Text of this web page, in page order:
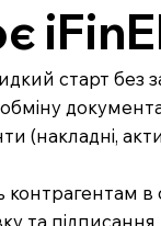
старт без
обміну
(накладні,
контрагентам в
та підписання